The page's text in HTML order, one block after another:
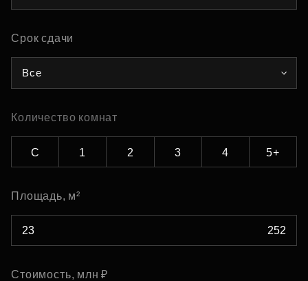
Срок сдачи
Все
Количество комнат
С 1 2 3 4 5+
Площадь, м²
Стоимость, млн ₽